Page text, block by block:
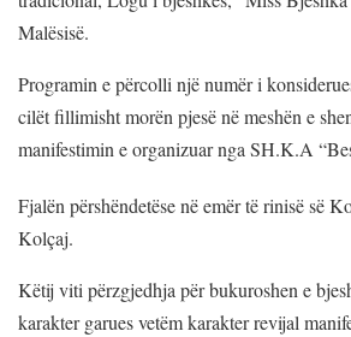
Malësisë.
Programin e përcolli një numër i
cilët fillimisht morën pjesë në meshën e
manifestimin e organizuar nga SH.K.A
Fjalën përshëndetëse në emër të rinisë së
Kolçaj.
Këtij viti përzgjedhja për bukuroshen e
karakter garues vetëm karakter revijal